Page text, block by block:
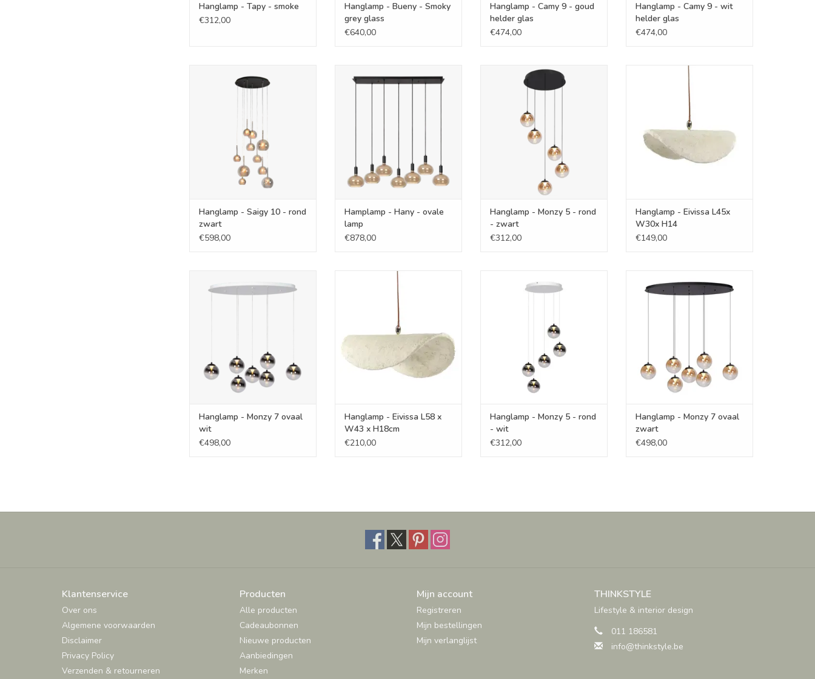
Hanglamp - Tapy - smoke
€312,00
Hanglamp - Bueny - Smoky
grey glass
€640,00
Hanglamp - Camy 9 - goud
helder glas
€474,00
Hanglamp - Camy 9 - wit
helder glas
€474,00
zwart
Hanglamp - Saigy 10 - rond
zwart
€598,00
Hamplamp - Hany - ovale
lamp
€878,00
Hanglamp - Monzy 5 - rond -
Hanglamp - Monzy 5 - rond
- zwart
€312,00
Hanglamp - Eivissa L45x W30x
TOEVOEGEN AAN WINKELWAGEN
Hanglamp - Eivissa L45x
W30x H14
€149,00
TOEVOEGEN AAN WINKELWAGEN
Hanglamp - Monzy 7 ovaal
wit
€498,00
Hanglamp - Eivissa L58 x W43 x
H18cm
TOEVOEGEN AAN WINKELWAGEN
Hanglamp - Eivissa L58 x
W43 x H18cm
€210,00
TOEVOEGEN AAN WINKELWAGEN
Hanglamp - Monzy 5 - rond
- wit
€312,00
TOEVOEGEN AAN WINKELWAGEN
Hanglamp - Monzy 7 ovaal
zwart
€498,00
Klantenservice
Over ons
Algemene voorwaarden
Disclaimer
Privacy Policy
Verzenden & retourneren
Producten
Alle producten
Cadeaubonnen
Nieuwe producten
Aanbiedingen
Merken
Mijn account
Registreren
Mijn bestellingen
Mijn verlanglijst
THINKSTYLE
Lifestyle & interior design
011 186581
info@thinkstyle.be